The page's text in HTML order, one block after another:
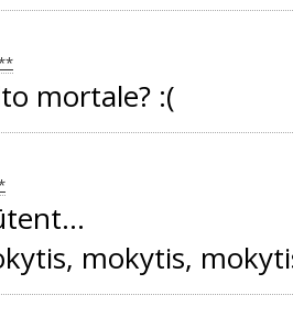
mortale? :(
mokytis,